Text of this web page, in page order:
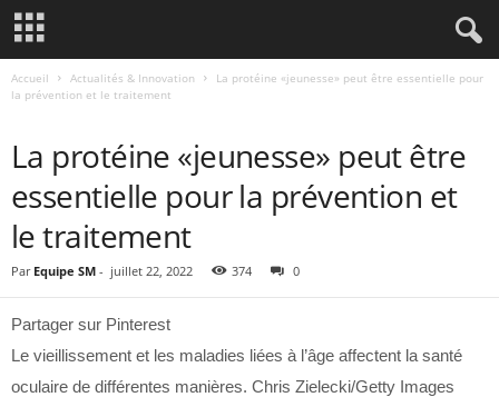
Accueil Actualités & Innovation
La protéine «jeunesse» peut être essentielle pour
la prévention et le traitement
La protéine «jeunesse» peut être
essentielle pour la prévention et
le traitement
Par Equipe SM - juillet 22, 2022 374 0
Partager sur Pinterest
Le vieillissement et les maladies liées à l’âge affectent la santé
oculaire de différentes manières. Chris Zielecki/Getty Images